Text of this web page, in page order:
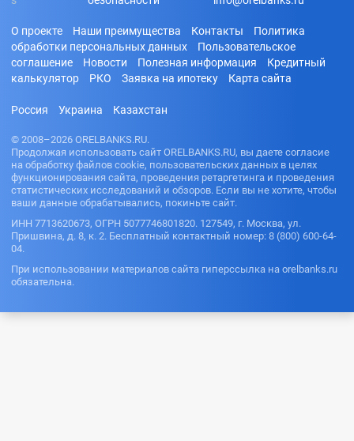
О проекте Наши преимущества Контакты
Политика
обработки персональных данных
Пользовательское
соглашение
Новости Полезная информация
Кредитный
калькулятор
РКО Заявка на ипотеку Карта сайта
Россия Украина Казахстан
© 2008–2026 ORELBANKS.RU.
Продолжая использовать сайт ORELBANKS.RU, вы даете согласие
на обработку файлов cookie, пользовательских данных в целях
функционирования сайта, проведения ретаргетинга и проведения
статистических исследований и обзоров. Если вы не хотите, чтобы
ваши данные обрабатывались, покиньте сайт.
ИНН 7713620673, ОГРН 5077746801820. 127549, г. Москва, ул.
Пришвина, д. 8, к. 2. Бесплатный контактный номер: 8 (800) 600-64-
04.
При использовании материалов сайта гиперссылка на orelbanks.ru
обязательна.